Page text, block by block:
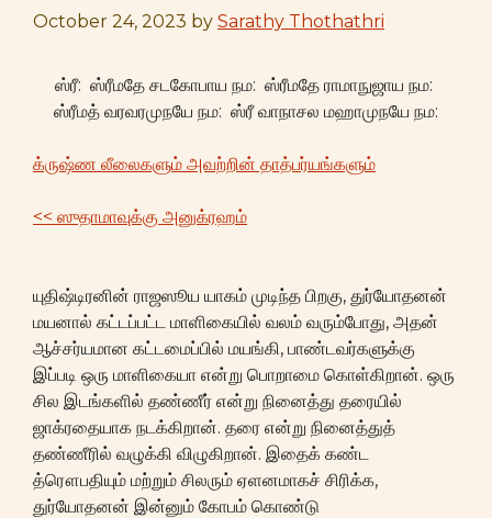
October 24, 2023 by Sarathy Thothathri
ஸ்ரீ: ஸ்ரீமதே சடகோபாய நம: ஸ்ரீமதே ராமாநுஜாய நம:
ஸ்ரீமத் வரவரமுநயே நம: ஸ்ரீ வாநாசல மஹாமுநயே நம:
க்ருஷ்ண லீலைகளும் அவற்றின் தாத்பர்யங்களும்
<< ஸுதாமாவுக்கு அனுக்ரஹம்
யுதிஷ்டிரனின் ராஜஸூய யாகம் முடிந்த பிறகு, துர்யோதனன்
மயனால் கட்டப்பட்ட மாளிகையில் வலம் வரும்போது, அதன்
ஆச்சர்யமான கட்டமைப்பில் மயங்கி, பாண்டவர்களுக்கு
இப்படி ஒரு மாளிகையா என்று பொறாமை கொள்கிறான். ஒரு
சில இடங்களில் தண்ணீர் என்று நினைத்து தரையில்
ஜாக்ரதையாக நடக்கிறான். தரை என்று நினைத்துத்
தண்ணீரில் வழுக்கி விழுகிறான். இதைக் கண்ட
த்ரௌபதியும் மற்றும் சிலரும் ஏளனமாகச் சிரிக்க,
துர்யோதனன் இன்னும் கோபம் கொண்டு